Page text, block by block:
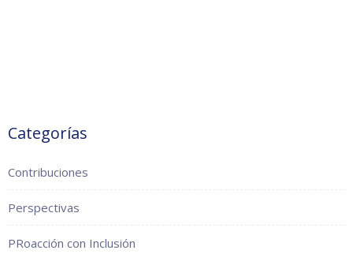
Categorías
Contribuciones
Perspectivas
PRoacción con Inclusión